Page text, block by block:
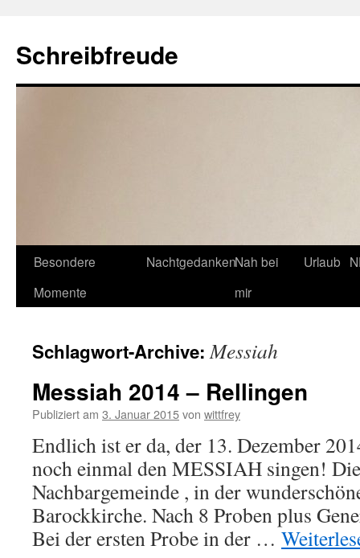
Schreibfreude
Besondere
Momente
NachtgedankenNah bei
mir
Urlaub
Schlagwort-Archive:Messiah
Messiah 2014 – Rellingen
Publiziert am 3. Januar 2015von wittfrey
Endlich ist er da, der 13. Dezember
noch einmal den MESSIAH singen!
Nachbargemeinde , in der
Barockkirche. Nach 8 Proben plus
Bei der ersten Probe in der …